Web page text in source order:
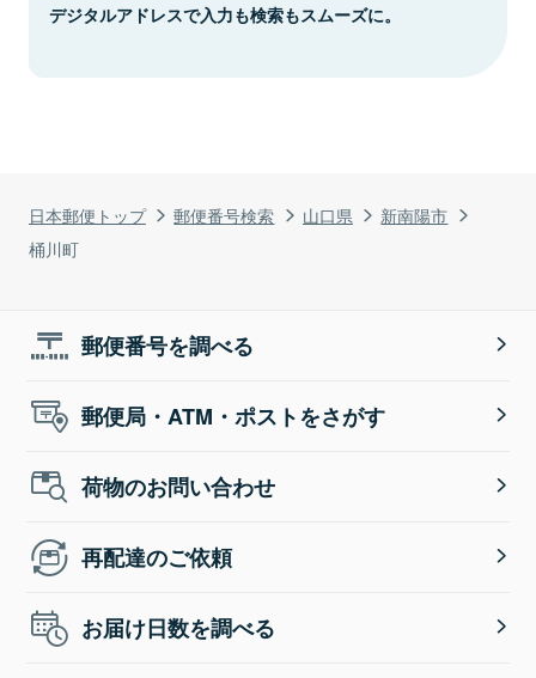
日本郵便トップ 郵便番号検索 山口県
新南陽市
桶川町
デジタルアドレスで入力も検索もスムーズに。
郵便番号を調べる
郵便局・ATM・ポストをさがす
荷物のお問い合わせ
再配達のご依頼
お届け日数を調べる